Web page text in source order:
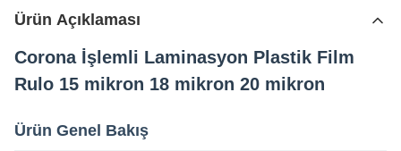
Ürün Açıklaması
Corona İşlemli Laminasyon Plastik Film
Rulo 15 mikron 18 mikron 20 mikron
Ürün Genel Bakış